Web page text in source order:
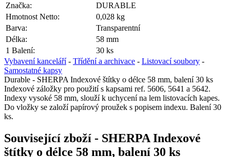
Značka:
DURABLE
Hmotnost Netto:
0,028 kg
Barva:
Transparentní
Délka:
58 mm
1 Balení:
30 ks
Vybavení kanceláří- Třídění a archivace - Listovací soubory -
Samostatné kapsy
Durable - SHERPA Indexové štítky o délce 58 mm, balení 30 ks
Indexové záložky pro použití s kapsami ref. 5606, 5641 a 5642.
Indexy vysoké 58 mm, slouží k uchycení na lem listovacích kapes.
Do vložky se založí papírový proužek s popisem indexu. Balení 30
ks.
Související zboží - SHERPA Indexové
štítky o délce 58 mm, balení 30 ks